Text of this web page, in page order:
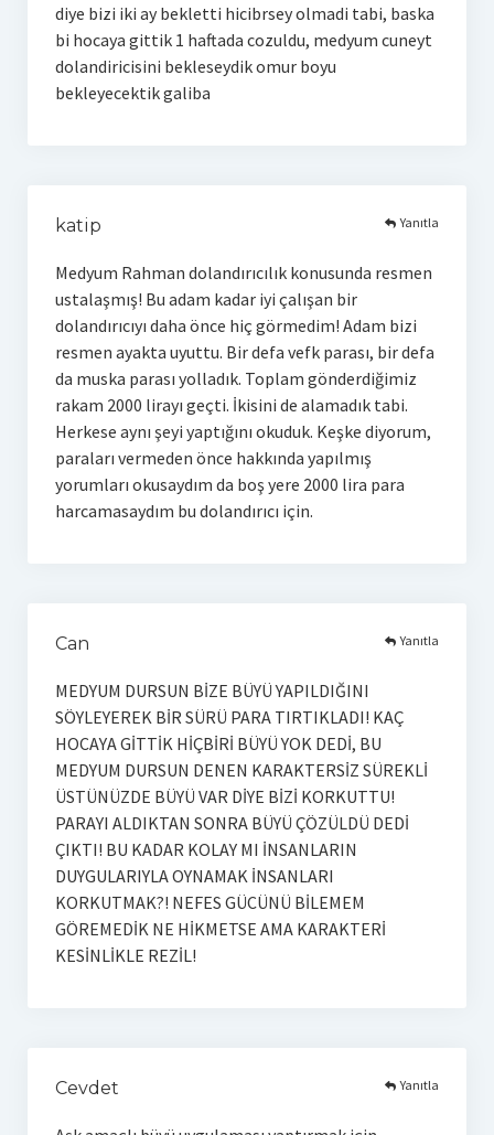
diye bizi iki ay bekletti hicibrsey olmadi tabi, baska
bi hocaya gittik 1 haftada cozuldu, medyum cuneyt
dolandiricisini bekleseydik omur boyu
bekleyecektik galiba
katip
Medyum Rahman dolandırıcılık konusunda resmen
ustalaşmış! Bu adam kadar iyi çalışan bir
dolandırıcıyı daha önce hiç görmedim! Adam bizi
resmen ayakta uyuttu. Bir defa vefk parası, bir defa
da muska parası yolladık. Toplam gönderdiğimiz
rakam 2000 lirayı geçti. İkisini de alamadık tabi.
Herkese aynı şeyi yaptığını okuduk. Keşke diyorum,
paraları vermeden önce hakkında yapılmış
yorumları okusaydım da boş yere 2000 lira para
harcamasaydım bu dolandırıcı için.
Yanıtla
Can
MEDYUM DURSUN BİZE BÜYÜ YAPILDIĞINI
SÖYLEYEREK BİR SÜRÜ PARA TIRTIKLADI! KAÇ
HOCAYA GİTTİK HİÇBİRİ BÜYÜ YOK DEDİ, BU
MEDYUM DURSUN DENEN KARAKTERSİZ SÜREKLİ
ÜSTÜNÜZDE BÜYÜ VAR DİYE BİZİ KORKUTTU!
PARAYI ALDIKTAN SONRA BÜYÜ ÇÖZÜLDÜ DEDİ
ÇIKTI! BU KADAR KOLAY MI İNSANLARIN
DUYGULARIYLA OYNAMAK İNSANLARI
KORKUTMAK?! NEFES GÜCÜNÜ BİLEMEM
GÖREMEDİK NE HİKMETSE AMA KARAKTERİ
KESİNLİKLE REZİL!
Yanıtla
Cevdet Yanıtla